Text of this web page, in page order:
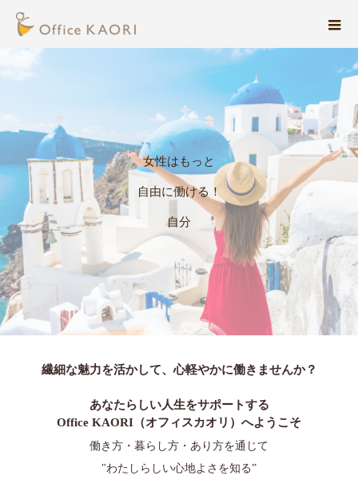
女性は も っ と
自由に働ける ！
分 しく輝 る！
繊細な魅力を活かして、心軽やかに働きませんか？
あなたらしい人生をサポートする
Office KAORI（オフィスカオリ）へようこそ
働き方・暮らし方・あり方を通じて
"わたしらしい心地よさを知る”